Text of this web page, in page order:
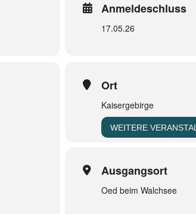
Anmeldeschluss
17.05.26
Ort
Kaisergebirge
WEITERE
Ausgangsort
Oed beim Walchsee